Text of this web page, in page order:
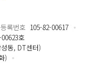
록번호 105-82-00617
호
동, DT센터)
)